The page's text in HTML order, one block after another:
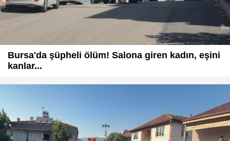
Bursa'da şüpheli ölüm! Salona giren kadın, eşini
kanlar...